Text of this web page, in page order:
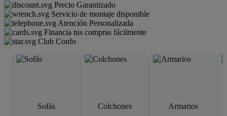
Precio Garantizado
Servicio de montaje disponible
Atención Personalizada
Financia tus compras fácilmente
Club Confo
Sofás Colchones Armarios